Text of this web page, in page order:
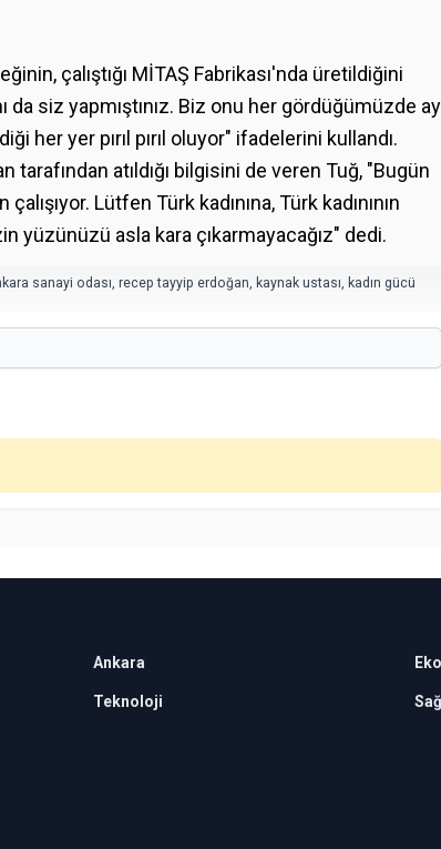
çalıştığı MİTAŞ Fabrikası'nda üretildiğini
da siz yapmıştınız. Biz onu her gördüğümüzde
her yer pırıl pırıl oluyor" ifadelerini kullandı.
tarafından atıldığı bilgisini de veren Tuğ, "Bugün
Lütfen Türk kadınına, Türk kadınının
yüzünüzü asla kara çıkarmayacağız" dedi.
sanayi odası recep tayyip erdoğan kaynak ustası kadın gücü
Ankara
Teknoloji